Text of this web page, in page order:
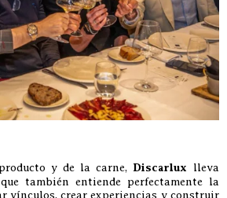
y de la carne, Discarlux lleva
también entiende perfectamente la
vínculos, crear experiencias y construir